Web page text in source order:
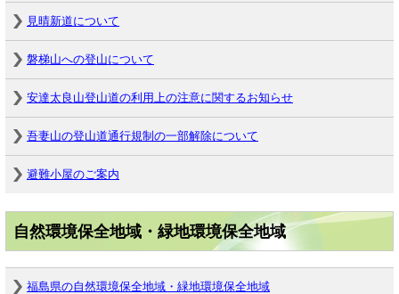
見晴新道について
磐梯山への登山について
安達太良山登山道の利用上の注意に関するお知らせ
吾妻山の登山道通行規制の一部解除について
避難小屋のご案内
自然環境保全地域・緑地環境保全地域
福島県の自然環境保全地域・緑地環境保全地域